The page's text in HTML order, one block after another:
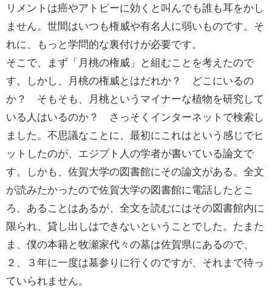
リメントは癌やアトピーに効くと叫んでも誰も耳をかし
ません。世間はいつも権威や有名人に弱いものです。そ
れに、もっと学問的な裏付けが必要です。
そこで、まず「月桃の権威」と組むことを考えたので
す。しかし、月桃の権威とはだれか？ どこにいるの
か？ そもそも、月桃というマイナーな植物を研究して
いる人はいるのか？ さっそくインターネットで検索し
ました。不思議なことに、最初にこれはという感じでヒ
ットしたのが、エジプト人の学者が書いている論文で
す。しかも、佐賀大学の図書館にその論文がある。全文
が読みたかったので佐賀大学の図書館に電話したとこ
ろ、あることはあるが、全文を読むにはその図書館内に
限られ、貸し出しはできないということでした。たまた
ま、僕の本籍と牧瀬家代々の墓は佐賀県にあるので、
２、３年に一度は墓参りに行くのですが、それまで待っ
ていられません。